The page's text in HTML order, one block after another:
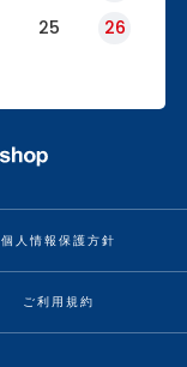
25
26
個人情報保護方針
ご利用規約